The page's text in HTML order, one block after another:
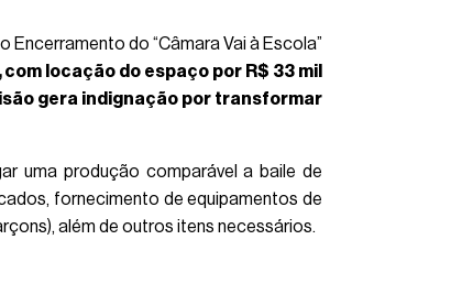
do “Câmara Vai à Escola”
locação do espaço por R$ 33 mil
gera indignação por transformar
uma produção comparável a baile de
fornecimento de equipamentos de
além de outros itens necessários.